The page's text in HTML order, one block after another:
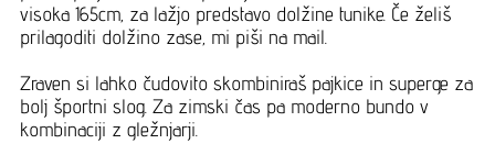
visoka 165cm, za lažjo predstavo dolžine tunike. Če želiš
prilagoditi dolžino zase, mi piši na mail.
Zraven si lahko čudovito skombiniraš pajkice in superge za
bolj športni slog. Za zimski čas pa moderno bundo v
kombinaciji z gležnjarji.